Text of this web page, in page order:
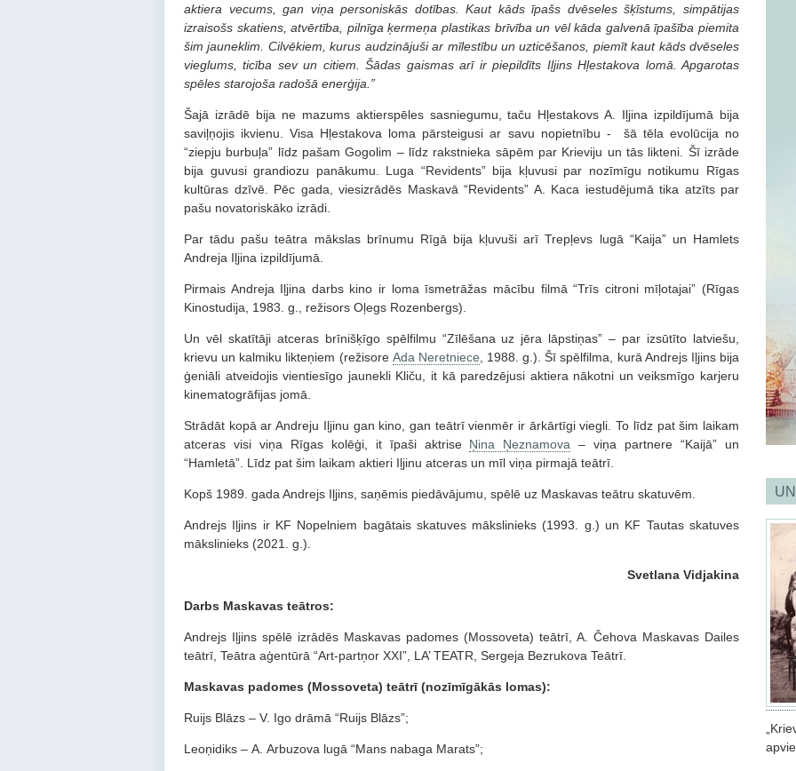
aktiera vecums, gan viņa personiskās dotības. Kaut kāds īpašs dvēseles šķīstums, simpātijas
izraisošs skatiens, atvērtība, pilnīga ķermeņa plastikas brīvība un vēl kāda galvenā īpašība piemita
šim jauneklim. Cilvēkiem, kurus audzinājuši ar mīlestību un uzticēšanos, piemīt kaut kāds dvēseles
vieglums, ticība sev un citiem. Šādas gaismas arī ir piepildīts Iļjins Hļestakova lomā. Apgarotas
spēles starojoša radošā enerģija.”
Šajā izrādē bija ne mazums aktierspēles sasniegumu, taču Hļestakovs A. Iļjina izpildījumā bija
saviļņojis ikvienu. Visa Hļestakova loma pārsteigusi ar savu nopietnību - šā tēla evolūcija no
“ziepju burbuļa” līdz pašam Gogolim – līdz rakstnieka sāpēm par Krieviju un tās likteni. Šī izrāde
bija guvusi grandiozu panākumu. Luga “Revidents” bija kļuvusi par nozīmīgu notikumu Rīgas
kultūras dzīvē. Pēc gada, viesizrādēs Maskavā “Revidents” A. Kaca iestudējumā tika atzīts par
pašu novatoriskāko izrādi.
Par tādu pašu teātra mākslas brīnumu Rīgā bija kļuvuši arī Trepļevs lugā “Kaija” un Hamlets
Andreja Iļjina izpildījumā.
Pirmais Andreja Iļjina darbs kino ir loma īsmetrāžas mācību filmā “Trīs citroni mīļotajai” (Rīgas
Kinostudija, 1983. g., režisors Oļegs Rozenbergs).
Un vēl skatītāji atceras brīnišķīgo spēlfilmu “Zīlēšana uz jēra lāpstiņas” – par izsūtīto latviešu,
krievu un kalmiku likteņiem (režisore Ada Neretniece , 1988. g.). Šī spēlfilma, kurā Andrejs Iļjins bija
ģeniāli atveidojis vientiesīgo jaunekli Kliču, it kā paredzējusi aktiera nākotni un veiksmīgo karjeru
kinematogrāfijas jomā.
Strādāt kopā ar Andreju Iļjinu gan kino, gan teātrī vienmēr ir ārkārtīgi viegli. To līdz pat šim laikam
atceras visi viņa Rīgas kolēģi, it īpaši aktrise Ņina Ņeznamova – viņa partnere “Kaijā” un
“Hamletā”. Līdz pat šim laikam aktieri Iļjinu atceras un mīl viņa pirmajā teātrī.
Kopš 1989. gada Andrejs Iļjins, saņēmis piedāvājumu, spēlē uz Maskavas teātru skatuvēm.
Andrejs Iļjins ir KF Nopelniem bagātais skatuves mākslinieks (1993. g.) un KF Tautas skatuves
mākslinieks (2021. g.).
Svetlana Vidjakina
Darbs Maskavas teātros:
Andrejs Iļjins spēlē izrādēs Maskavas padomes (Mossoveta) teātrī, A. Čehova Maskavas Dailes
teātrī, Teātra aģentūrā “Art-partņor XXI”, LA’ TEATR, Sergeja Bezrukova Teātrī.
Maskavas padomes (Mossoveta) teātrī (nozīmīgākās lomas):
Ruijs Blāzs – V. Igo drāmā “Ruijs Blāzs”;
Leoņidiks – А. Arbuzova lugā “Mans nabaga Marats”;